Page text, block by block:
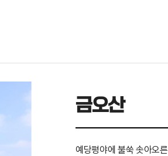
금오산
예당평야에 불쑥 솟아오른